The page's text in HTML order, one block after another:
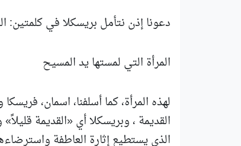
دعونا إذن نتأمل بريسكلا في كلمتين:
المرأة التي لمستها يد المسيح
لهذه المرأة، كما أسلفنا، اسمان،
القديمة ، وبريسكلا أي «القديمة
الذي يستطيع إثارة العاطفة